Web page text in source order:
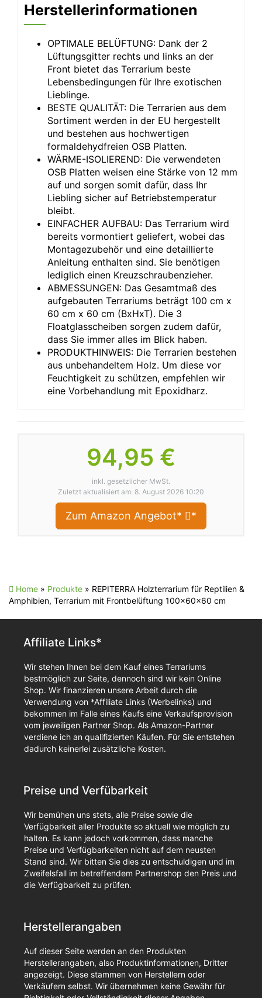
Herstellerinformationen
OPTIMALE BELÜFTUNG: Dank der 2
Lüftungsgitter rechts und links an der
Front bietet das Terrarium beste
Lebensbedingungen für Ihre exotischen
Lieblinge.
BESTE QUALITÄT: Die Terrarien aus dem
Sortiment werden in der EU hergestellt
und bestehen aus hochwertigen
formaldehydfreien OSB Platten.
WÄRME-ISOLIEREND: Die verwendeten
OSB Platten weisen eine Stärke von 12 mm
auf und sorgen somit dafür, dass Ihr
Liebling sicher auf Betriebstemperatur
bleibt.
EINFACHER AUFBAU: Das Terrarium wird
bereits vormontiert geliefert, wobei das
Montagezubehör und eine detaillierte
Anleitung enthalten sind. Sie benötigen
lediglich einen Kreuzschraubenzieher.
ABMESSUNGEN: Das Gesamtmaß des
aufgebauten Terrariums beträgt 100 cm x
60 cm x 60 cm (BxHxT). Die 3
Floatglasscheiben sorgen zudem dafür,
dass Sie immer alles im Blick haben.
PRODUKTHINWEIS: Die Terrarien bestehen
aus unbehandeltem Holz. Um diese vor
Feuchtigkeit zu schützen, empfehlen wir
eine Vorbehandlung mit Epoxidharz.
94,95 €
inkl. gesetzlicher MwSt.
Zuletzt aktualisiert am: 8. August 2026 10:20
Zum Amazon Angebot* *
Home » Produkte » REPITERRA Holzterrarium für Reptilien &
Amphibien, Terrarium mit Frontbelüftung 100x60x60 cm
Affiliate Links*
Wir stehen Ihnen bei dem Kauf eines Terrariums
bestmöglich zur Seite, dennoch sind wir kein Online
Shop. Wir finanzieren unsere Arbeit durch die
Verwendung von *Affiliate Links (Werbelinks) und
bekommen im Falle eines Kaufs eine Verkaufsprovision
vom jeweiligen Partner Shop. Als Amazon-Partner
verdiene ich an qualifizierten Käufen. Für Sie entstehen
dadurch keinerlei zusätzliche Kosten.
Preise und Verfübarkeit
Wir bemühen uns stets, alle Preise sowie die
Verfügbarkeit aller Produkte so aktuell wie möglich zu
halten. Es kann jedoch vorkommen, dass manche
Preise und Verfügbarkeiten nicht auf dem neusten
Stand sind. Wir bitten Sie dies zu entschuldigen und im
Zweifelsfall im betreffendem Partnershop den Preis und
die Verfügbarkeit zu prüfen.
Herstellerangaben
Auf dieser Seite werden an den Produkten
Herstellerangaben, also Produktinformationen, Dritter
angezeigt. Diese stammen von Herstellern oder
Verkäufern selbst. Wir übernehmen keine Gewähr für